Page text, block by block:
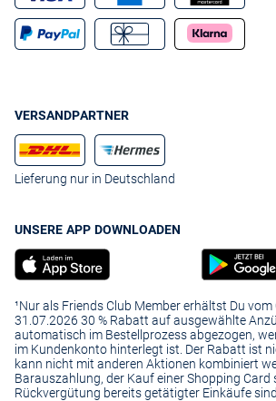
VERSANDPARTNER
Lieferung nur in Deutschland
UNSERE APP DOWNLOADEN
¹Nur als Friends Club Member erhältst Du
31.07.2026 30 % Rabatt auf ausgewählte
automatisch im Bestellprozess abgezogen,
im Kundenkonto hinterlegt ist. Der Rabatt ist
kann nicht mit anderen Aktionen kombiniert
Barauszahlung, der Kauf einer Shopping Card
Rückvergütung bereits getätigter Einkäufe